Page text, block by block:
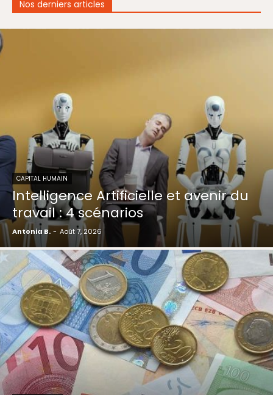
Nos derniers articles
CAPITAL HUMAIN
Intelligence Artificielle et avenir du
travail : 4 scénarios
Antonia B. - Août 7, 2026